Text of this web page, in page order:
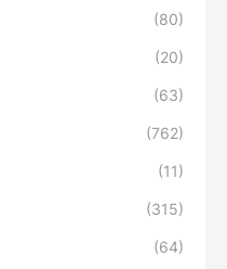
(80)
(20)
(63)
(762)
(11)
(315)
(64)